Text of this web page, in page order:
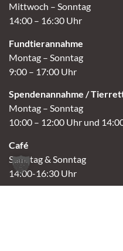
Mittwoch – Sonntag
14:00 – 16:30 Uhr
Fundtierannahme
Montag – Sonntag
9:00 – 17:00 Uhr
Spendenannahme /
Montag – Sonntag
10:00 – 12:00 Uhr und
Café
Samstag & Sonntag
14:00-16:30 Uhr